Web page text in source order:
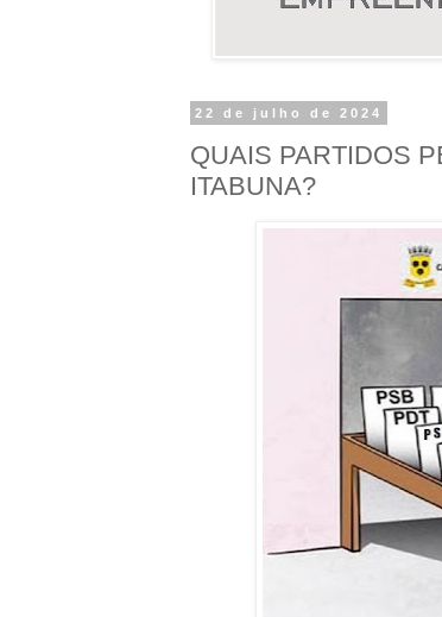
22 de julho de 2024
QUAIS PARTIDOS
ITABUNA?